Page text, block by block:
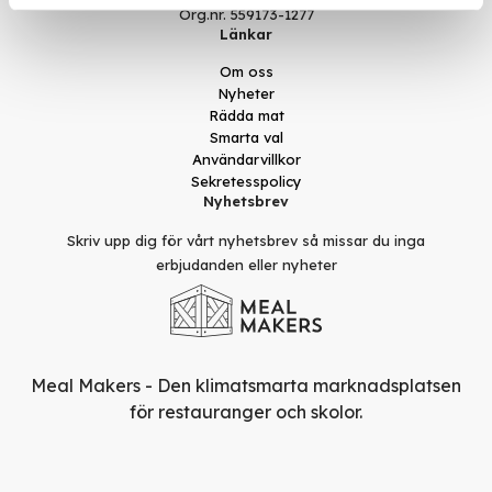
Nyhetsbrev
Skriv upp dig för vårt nyhetsbrev så missar du inga
erbjudanden eller nyheter
Länkar
Om oss
Nyheter
Rädda mat
Smarta val
Användarvillkor
Sekretesspolicy
Org.nr. 559173-1277
Meal Makers - Den klimatsmarta marknadsplatsen
för restauranger och skolor.